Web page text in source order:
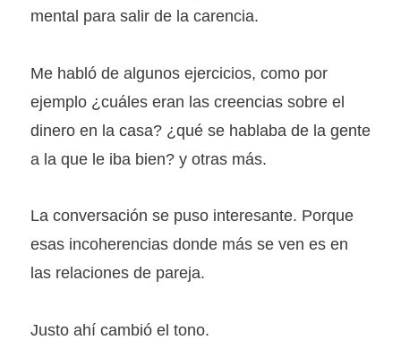
mental para salir de la carencia.
Me habló de algunos ejercicios, como por
ejemplo ¿cuáles eran las creencias sobre el
dinero en la casa? ¿qué se hablaba de la gente
a la que le iba bien? y otras más.
La conversación se puso interesante. Porque
esas incoherencias donde más se ven es en
las relaciones de pareja.
Justo ahí cambió el tono.